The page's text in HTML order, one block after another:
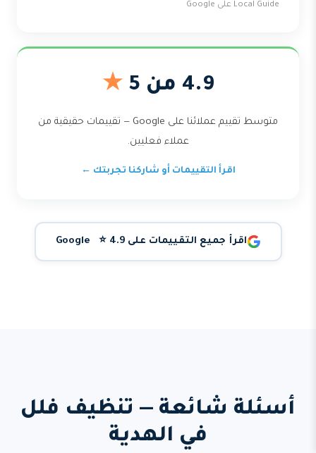
Local Guide على Google
4.9 من 5 ★
متوسط تقييم عملائنا على Google — تقييمات حقيقية من
عملاء فعليين.
اقرأ التقييمات أو شاركنا تجربتك ←
اقرأ جميع التقييمات على Google ⭐ 4.9
أسئلة شائعة — تنظيف فلل
في الهدية